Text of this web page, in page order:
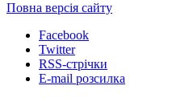
Повна версія сайту
Facebook
Twitter
RSS-стрічки
E-mail розсилка